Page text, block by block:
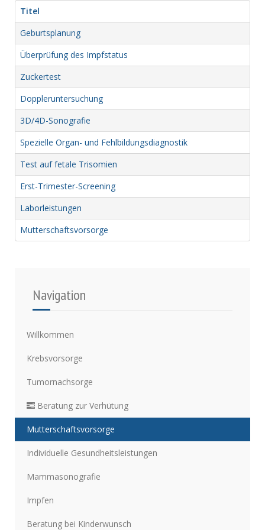
Titel
Geburtsplanung
Überprüfung des Impfstatus
Zuckertest
Doppleruntersuchung
3D/4D-Sonografie
Spezielle Organ- und Fehlbildungsdiagnostik
Test auf fetale Trisomien
Erst-Trimester-Screening
Laborleistungen
Mutterschaftsvorsorge
Navigation
Willkommen
Krebsvorsorge
Tumornachsorge
Beratung zur Verhütung
Mutterschaftsvorsorge
Individuelle Gesundheitsleistungen
Mammasonografie
Impfen
Beratung bei Kinderwunsch